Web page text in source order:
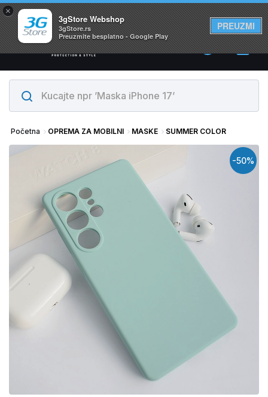
×
3gStore Webshop
3gStore.rs
Preuzmite besplatno - Google Play
PREUZMI
Svi proizvodi su na lageru. Slanje istog dana!
0
Početna OPREMA ZA MOBILNI MASKE SUMMER COLOR
-50%